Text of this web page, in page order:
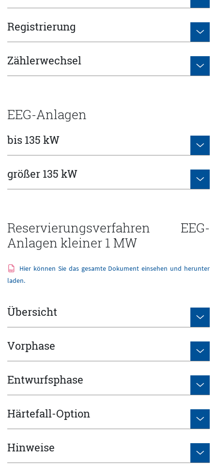
Registrierung
Zählerwechsel
EEG-Anlagen
bis 135 kW
größer 135 kW
Reservierungsverfahren EEG-
Anlagen kleiner 1 MW
Hier können Sie das gesamte Dokument einsehen und herunter
laden.
Übersicht
Vorphase
Entwurfsphase
Härtefall-Option
Hinweise